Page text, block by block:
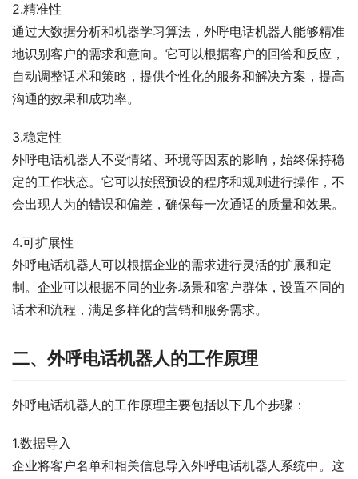
2.精准性
通过大数据分析和机器学习算法，外呼电话机器人能够精准
地识别客户的需求和意向。它可以根据客户的回答和反应，
自动调整话术和策略，提供个性化的服务和解决方案，提高
沟通的效果和成功率。
3.稳定性
外呼电话机器人不受情绪、环境等因素的影响，始终保持稳
定的工作状态。它可以按照预设的程序和规则进行操作，不
会出现人为的错误和偏差，确保每一次通话的质量和效果。
4.可扩展性
外呼电话机器人可以根据企业的需求进行灵活的扩展和定
制。企业可以根据不同的业务场景和客户群体，设置不同的
话术和流程，满足多样化的营销和服务需求。
二、外呼电话机器人的工作原理
外呼电话机器人的工作原理主要包括以下几个步骤：
1.数据导入
企业将客户名单和相关信息导入外呼电话机器人系统中。这